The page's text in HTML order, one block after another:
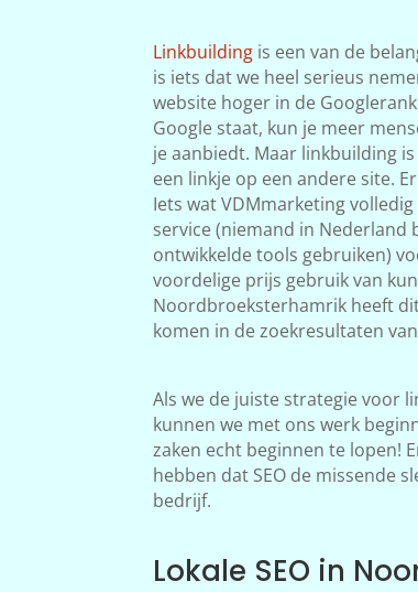
Linkbuildingis een van de
is iets dat we heel serieus
website hoger in de
Google staat, kun je meer
je aanbiedt. Maar linkbuilding
een linkje op een andere site.
Iets wat VDMmarketing
service (niemand in Nederland
ontwikkelde tools gebruiken)
voordelige prijs gebruik van
Noordbroeksterhamrik heeft
komen in de zoekresultaten
Als we de juiste strategie voor
kunnen we met ons werk
zaken echt beginnen te lopen!
hebben dat SEO de missende
bedrijf.
Lokale SEO in